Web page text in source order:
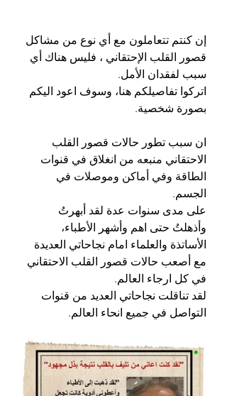
إن كنتم تتعاملون مع أي نوع من مشاكل
قصور القلب الإحتقاني ، فليس هناك أي
سبب لفقدان الأمل.
اتركوا تفاصيلكم هنا، وسوف اعود اليكم
بصورة شخصية.
ان سبب تطور حالات قصور القلب
الاحتقاني منبعه من انغلاق في قنوات
الطاقة وفي أماكن وموصلات في
الجسم.
على مدى سنوات عدة لقد أبهرتُ
وأذهلتُ حتى اهم وأشهر الأطباء،
الأساتذة والعلماء امام نجاحاتي العديدة
مع أصعب حالات قصور القلب الاحتقاني
في كل ارجاء العالم.
لقد تناقلت نجاحاتي العديد من قنوات
التواصل في جميع انحاء العالم.